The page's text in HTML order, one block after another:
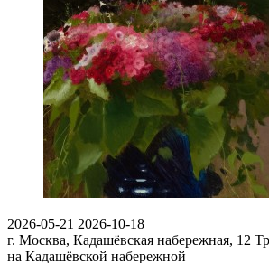
2026-05-21 2026-10-18
г. Москва, Кадашёвская набережная, 12
на Кадашёвской набережной